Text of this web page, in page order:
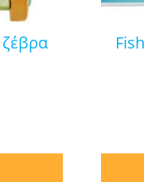
fisher price πεταλούδα με